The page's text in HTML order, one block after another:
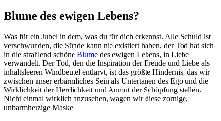
Blume des ewigen Lebens?
Was für ein Jubel in dem, was du für dich erkennst. Alle Schuld ist
verschwunden, die Sünde kann nie existiert haben, der Tod hat sich
in die strahlend schöne Blume des ewigen Lebens, in Liebe
verwandelt. Der Tod, den die Inspiration der Freude und Liebe als
inhaltsleeren Windbeutel entlarvt, ist das größte Hindernis, das wir
zwischen unser erbärmliches Sein als Untertanen des Ego und die
Wirklichkeit der Herrlichkeit und Anmut der Schöpfung stellen.
Nicht einmal wirklich anzusehen, wagen wir diese zornige,
unbarmherzige Maske.